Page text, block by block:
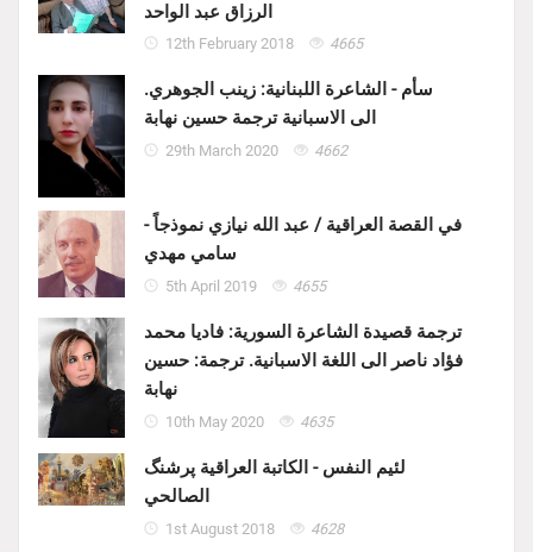
الرزاق عبد الواحد
12th February 2018 4665
سأم - الشاعرة اللبنانية: زينب الجوهري.
الى الاسبانية ترجمة حسين نهابة
29th March 2020 4662
في القصة العراقية / عبد الله نيازي نموذجاً -
سامي مهدي
5th April 2019 4655
ترجمة قصيدة الشاعرة السورية: فاديا محمد
فؤاد ناصر الى اللغة الاسبانية. ترجمة: حسين
نهابة
10th May 2020 4635
لئيم النفس - الكاتبة العراقية پرشنگ
الصالحي
1st August 2018 4628